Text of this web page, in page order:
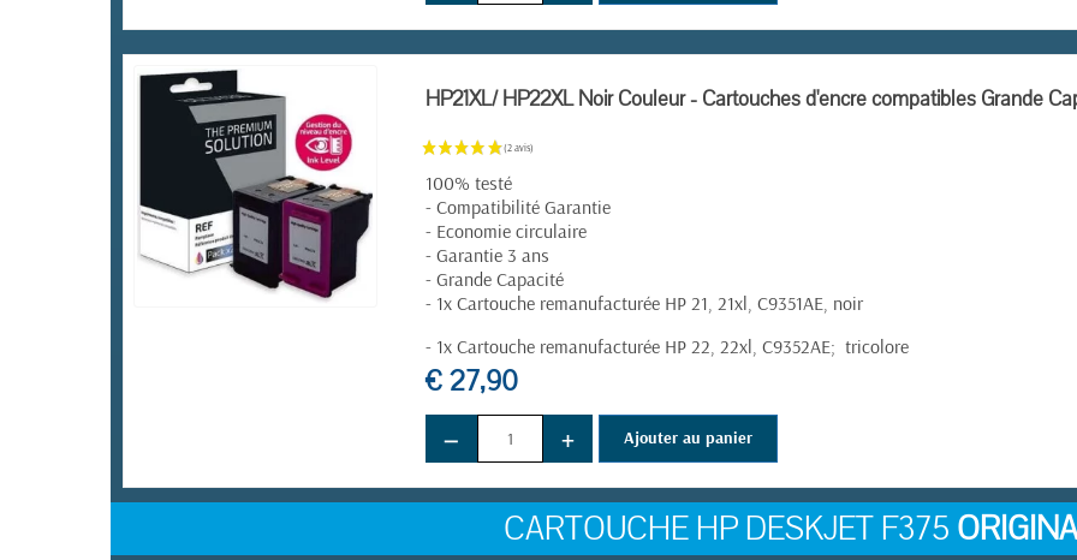
HP21XL/ HP22XL Noir Couleur - Cartouches d'encre compatibles Grande
100% testé
- Compatibilité Garantie
- Economie circulaire
- Garantie 3 ans
- Grande Capacité
- 1x Cartouche remanufacturée HP 21, 21xl, C9351AE, noir
- 1x Cartouche remanufacturée HP 22, 22xl, C9352AE; tricolore
€ 27,90
− + Ajouter au panier
CARTOUCHE HP DESKJET F375